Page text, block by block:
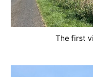
The first